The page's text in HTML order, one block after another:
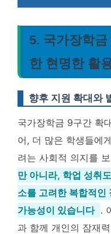
5. 국가장학금
한 현명한 활
향후 지원 확대와
국가장학금 9구간 확
어, 더 많은 학생들에
려는 사회적 의지를
만 아니라, 학업 성취
소를 고려한 복합적인
가능성이 있습니다 .
과 함께 개인의 잠재